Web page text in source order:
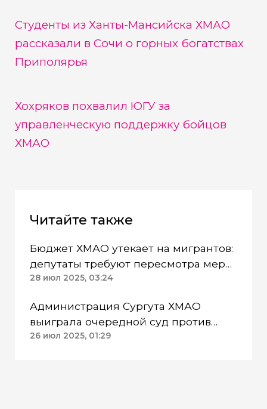
Студенты из Ханты-Мансийска ХМАО
рассказали в Сочи о горных богатствах
Приполярья
Хохряков похвалил ЮГУ за
управленческую поддержку бойцов
ХМАО
Читайте также
Бюджет ХМАО утекает на мигрантов:
депутаты требуют пересмотра мер
соцподдержки
28 июл 2025, 03:24
Администрация Сургута ХМАО
выиграла очередной суд против
застройщика 30 мкр
26 июл 2025, 01:29